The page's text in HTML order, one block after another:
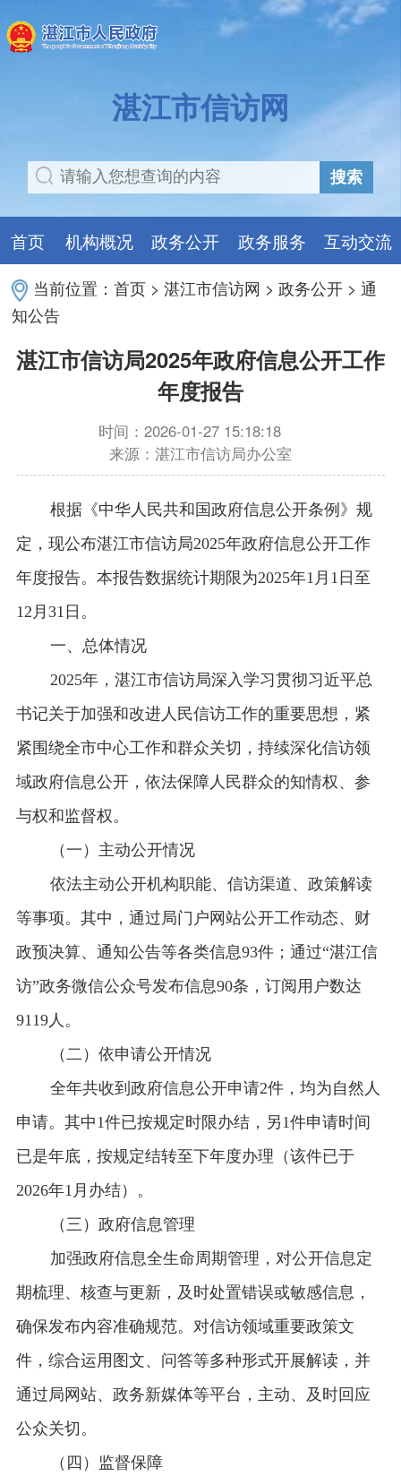
湛江市信访网
搜索
首页 机构概况 政务公开 政务服务 互动交流
当前位置：首页 >湛江市信访网 >政务公开 >通
知公告
湛江市信访局2025年政府信息公开工作
年度报告
时间：2026-01-27 15:18:18
来源：湛江市信访局办公室
根据《中华人民共和国政府信息公开条例》规
定，现公布湛江市信访局2025年政府信息公开工作
年度报告。本报告数据统计期限为2025年1月1日至
12月31日。
一、总体情况
2025年，湛江市信访局深入学习贯彻习近平总
书记关于加强和改进人民信访工作的重要思想，紧
紧围绕全市中心工作和群众关切，持续深化信访领
域政府信息公开，依法保障人民群众的知情权、参
与权和监督权。
（一）主动公开情况
依法主动公开机构职能、信访渠道、政策解读
等事项。其中，通过局门户网站公开工作动态、财
政预决算、通知公告等各类信息93件；通过“湛江信
访”政务微信公众号发布信息90条，订阅用户数达
9119人。
（二）依申请公开情况
全年共收到政府信息公开申请2件，均为自然人
申请。其中1件已按规定时限办结，另1件申请时间
已是年底，按规定结转至下年度办理（该件已于
2026年1月办结）。
（三）政府信息管理
加强政府信息全生命周期管理，对公开信息定
期梳理、核查与更新，及时处置错误或敏感信息，
确保发布内容准确规范。对信访领域重要政策文
件，综合运用图文、问答等多种形式开展解读，并
通过局网站、政务新媒体等平台，主动、及时回应
公众关切。
（四）监督保障